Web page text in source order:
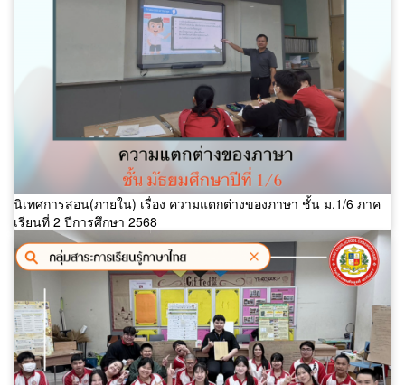
นิเทศการสอน(ภายใน) เรื่อง ความแตกต่างของภาษา ชั้น ม.1/6 ภาค
เรียนที่ 2 ปีการศึกษา 2568